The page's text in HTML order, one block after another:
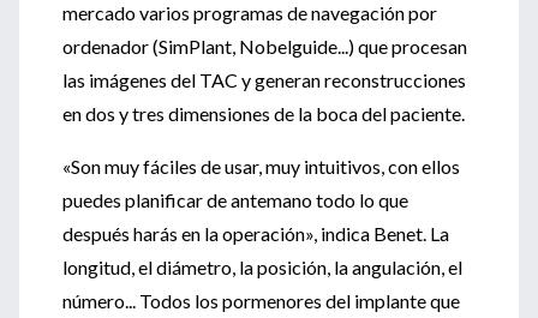
mercado varios programas de navegación por
ordenador (SimPlant, Nobelguide...) que procesan
las imágenes del TAC y generan reconstrucciones
en dos y tres dimensiones de la boca del paciente.
«Son muy fáciles de usar, muy intuitivos, con ellos
puedes planificar de antemano todo lo que
después harás en la operación», indica Benet. La
longitud, el diámetro, la posición, la angulación, el
número... Todos los pormenores del implante que